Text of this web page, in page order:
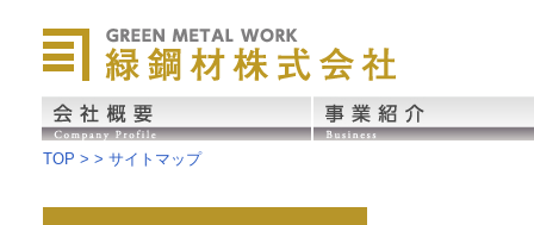
会社概要
TOP > > サイトマップ